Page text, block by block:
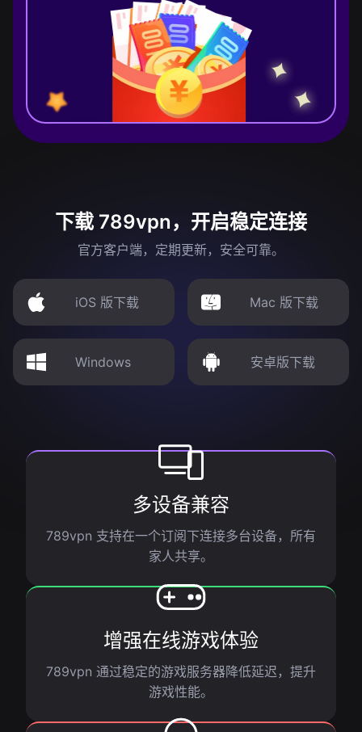
下载 789vpn，开启稳定连接
官方客户端，定期更新，安全可靠。
iOS 版下载 Mac 版下载
Windows 安卓版下载
多设备兼容
789vpn 支持在一个订阅下连接多台设备，所有
家人共享。
增强在线游戏体验
789vpn 通过稳定的游戏服务器降低延迟，提升
游戏性能。